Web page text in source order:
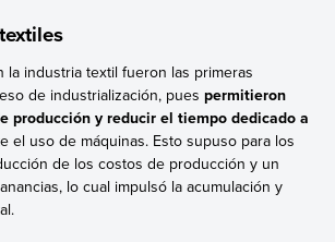
la industria textil fueron las primeras
de industrialización, pues permitieron
producción y reducir el tiempo dedicado a
el uso de máquinas. Esto supuso para los
de los costos de producción y un
lo cual impulsó la acumulación y